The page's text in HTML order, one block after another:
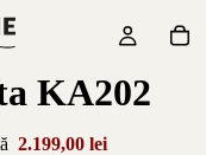
KA202
2.199,00 lei